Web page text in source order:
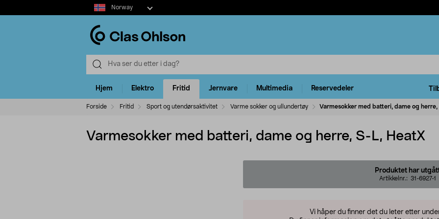
Select
market
Norway
Hjem Elektro Fritid Jernvare Multimedia Reservedeler
Forside Fritid Sport og utendørsaktivitet Varme sokker og ullundertøy Varmesokker med batteri, dame og herre,
Varmesokker med batteri, dame og herre, S-L, HeatX
Produktet har
Artikkelnr.: 31-6927-1
Vi håper du finner det du leter etter